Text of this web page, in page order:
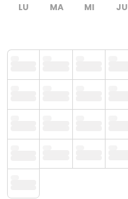
LU MA MI JU